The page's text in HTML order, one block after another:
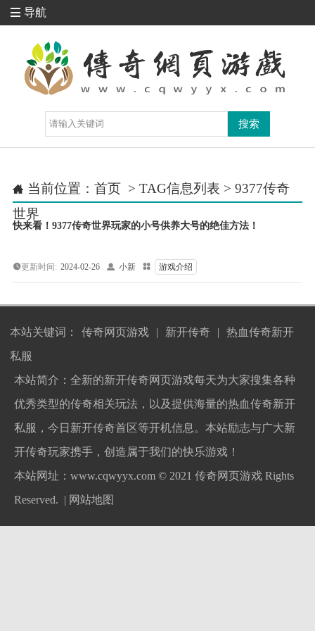
 导航
 当前位置： 首页 > TAG信息列表 > 9377传奇
世界
快来看！9377传奇世界玩家的小号供养大号的绝佳方法！
更新时间: 2024-02-26  小新  游戏介绍
本站关键词： 传奇网页游戏 | 新开传奇 |
热血传奇新开
私服
本站简介：全新的新开传奇网页游戏每天为大家搜集各种
优秀类型的传奇相关玩法，以及提供海量的热血传奇新开
私服，今日新开传奇首区等开机信息。本站励志与广大新
开传奇玩家携手，创造属于我们的快乐游戏！
本站网址：www.cqwyyx.com © 2021 传奇网页游戏 Rights
Reserved. | 网站地图